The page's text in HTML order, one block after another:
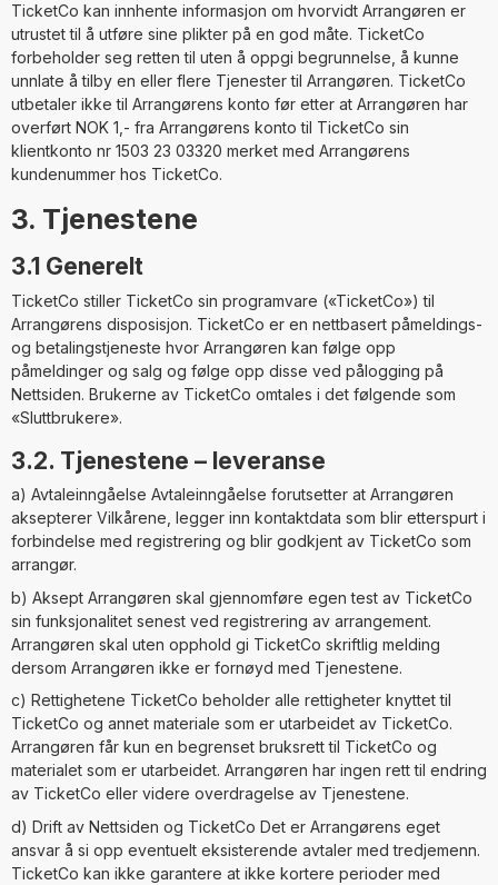
TicketCo kan innhente informasjon om hvorvidt Arrangøren er
utrustet til å utføre sine plikter på en god måte. TicketCo
forbeholder seg retten til uten å oppgi begrunnelse, å kunne
unnlate å tilby en eller flere Tjenester til Arrangøren. TicketCo
utbetaler ikke til Arrangørens konto før etter at Arrangøren har
overført NOK 1,- fra Arrangørens konto til TicketCo sin
klientkonto nr 1503 23 03320 merket med Arrangørens
kundenummer hos TicketCo.
3. Tjenestene
3.1 Generelt
TicketCo stiller TicketCo sin programvare («TicketCo») til
Arrangørens disposisjon. TicketCo er en nettbasert påmeldings-
og betalingstjeneste hvor Arrangøren kan følge opp
påmeldinger og salg og følge opp disse ved pålogging på
Nettsiden. Brukerne av TicketCo omtales i det følgende som
«Sluttbrukere».
3.2. Tjenestene – leveranse
a) Avtaleinngåelse Avtaleinngåelse forutsetter at Arrangøren
aksepterer Vilkårene, legger inn kontaktdata som blir etterspurt i
forbindelse med registrering og blir godkjent av TicketCo som
arrangør.
b) Aksept Arrangøren skal gjennomføre egen test av TicketCo
sin funksjonalitet senest ved registrering av arrangement.
Arrangøren skal uten opphold gi TicketCo skriftlig melding
dersom Arrangøren ikke er fornøyd med Tjenestene.
c) Rettighetene TicketCo beholder alle rettigheter knyttet til
TicketCo og annet materiale som er utarbeidet av TicketCo.
Arrangøren får kun en begrenset bruksrett til TicketCo og
materialet som er utarbeidet. Arrangøren har ingen rett til endring
av TicketCo eller videre overdragelse av Tjenestene.
d) Drift av Nettsiden og TicketCo Det er Arrangørens eget
ansvar å si opp eventuelt eksisterende avtaler med tredjemenn.
TicketCo kan ikke garantere at ikke kortere perioder med